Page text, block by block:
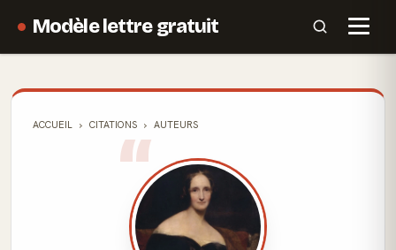
Modèle lettre gratuit
ACCUEIL CITATIONS AUTEURS